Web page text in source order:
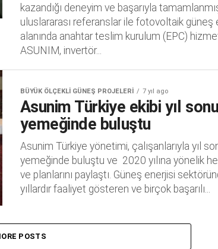
kazandığı deneyim ve başarıyla
uluslararası referanslar ile fotovoltaik güneş
alanında anahtar teslim kurulum (EPC)
ASUNIM, invertör...
BÜYÜK ÖLÇEKLI GÜNEŞ PROJELERI 7 yıl ago
Asunim Türkiye ekibi yıl sonu
yemeğinde buluştu
Asunim Türkiye yönetimi, çalışanlarıyla yıl
yemeğinde buluştu ve 2020 yılına yönelik
ve planlarını paylaştı. Güneş enerjisi
yıllardır faaliyet gösteren ve birçok başarılı...
POSTS